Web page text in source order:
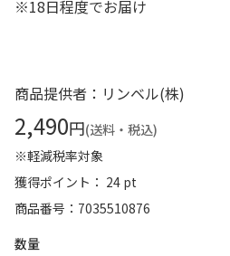
※18日程度でお届け
商品提供者：リンベル(株)
2,490円(送料・税込)
※軽減税率対象
獲得ポイント： 24 pt
商品番号
7035510876
数量